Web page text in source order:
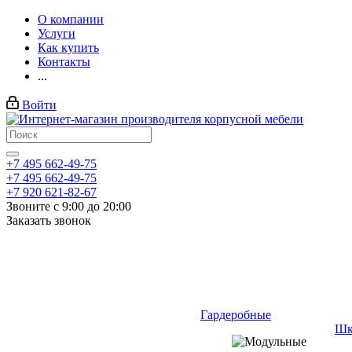
О компании
Услуги
Как купить
Контакты
...
Войти
+7 495 662-49-75
+7 495 662-49-75
+7 920 621-82-67
Звоните с 9:00 до 20:00
Заказать звонок
Гардеробные